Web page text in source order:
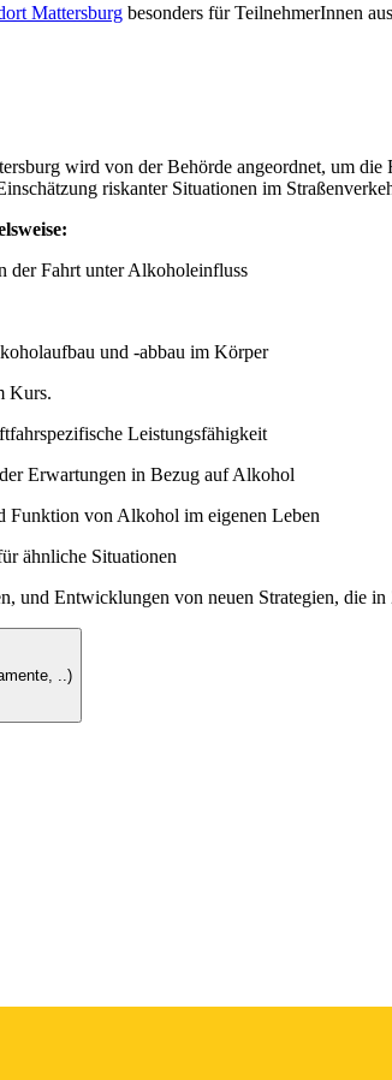
Mattersburg besonders für TeilnehmerInnen
wird von der Behörde angeordnet, um
riskanter Situationen im
der Fahrt unter Alkoholeinfluss
und -abbau im Körper
Kurs.
Leistungsfähigkeit
Erwartungen in Bezug auf Alkohol
Funktion von Alkohol im eigenen Leben
ähnliche Situationen
und Entwicklungen von neuen Strategien, die
..)